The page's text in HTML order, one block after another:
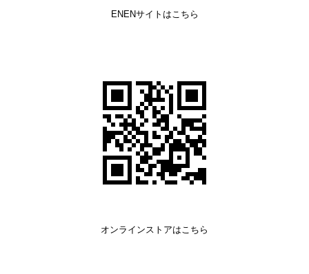
ENENサイトはこちら
オンラインストアはこちら